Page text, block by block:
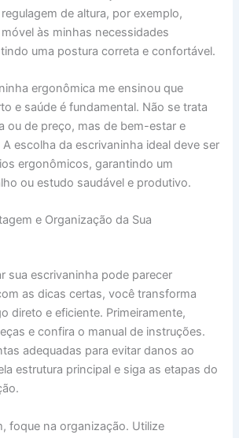
de altura, por exemplo,
às minhas necessidades
uma postura correta e confortável.
ergonômica me ensinou que
e saúde é fundamental. Não se trata
ou de preço, mas de bem-estar e
escolha da escrivaninha ideal deve ser
ergonômicos, garantindo um
ou estudo saudável e produtivo.
e Organização da Sua
sua escrivaninha pode parecer
as dicas certas, você transforma
direto e eficiente. Primeiramente,
e confira o manual de instruções.
adequadas para evitar danos ao
estrutura principal e siga as etapas do
foque na organização. Utilize